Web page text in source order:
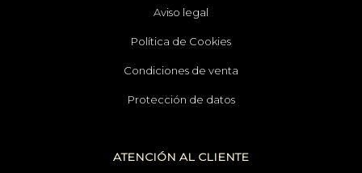
Aviso legal
Política de Cookies
Condiciones de venta
Protección de datos
ATENCIÓN AL CLIENTE